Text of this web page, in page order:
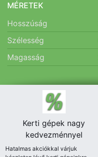
MÉRETEK
Hosszúság
Szélesség
Magasság
Kerti gépek nagy
kedvezménnyel
Hatalmas akciókkal várjuk